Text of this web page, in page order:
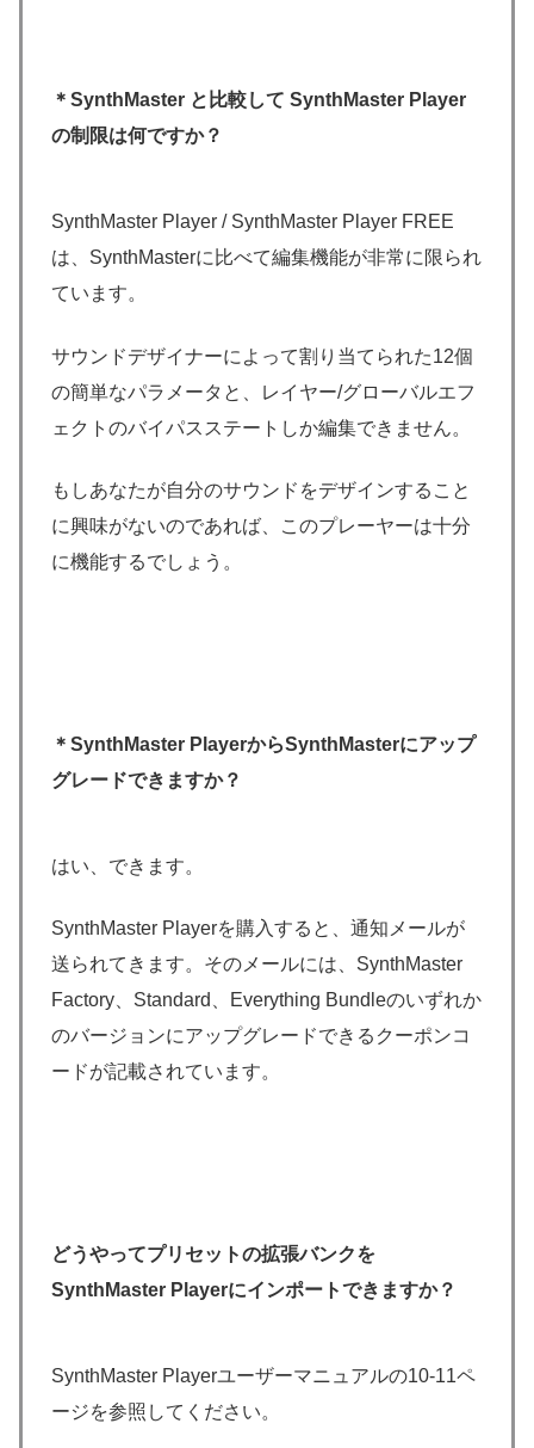
＊SynthMaster と比較して SynthMaster Player
の制限は何ですか？
SynthMaster Player / SynthMaster Player FREE
は、SynthMasterに比べて編集機能が非常に限られ
ています。
サウンドデザイナーによって割り当てられた12個
の簡単なパラメータと、レイヤー/グローバルエフ
ェクトのバイパスステートしか編集できません。
もしあなたが自分のサウンドをデザインすること
に興味がないのであれば、このプレーヤーは十分
に機能するでしょう。
＊SynthMaster PlayerからSynthMasterにアップ
グレードできますか？
はい、できます。
SynthMaster Playerを購入すると、通知メールが
送られてきます。そのメールには、SynthMaster
Factory、Standard、Everything Bundleのいずれか
のバージョンにアップグレードできるクーポンコ
ードが記載されています。
どうやってプリセットの拡張バンクを
SynthMaster Playerにインポートできますか？
SynthMaster Playerユーザーマニュアルの10-11ペ
ージを参照してください。